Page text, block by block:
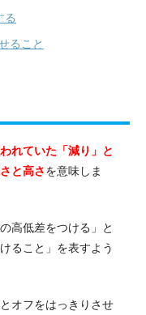
る
ること
れていた「減り」と
と高さを意味しま
高低差をつける」と
ること」を表すよう
オフをはっきりさせ